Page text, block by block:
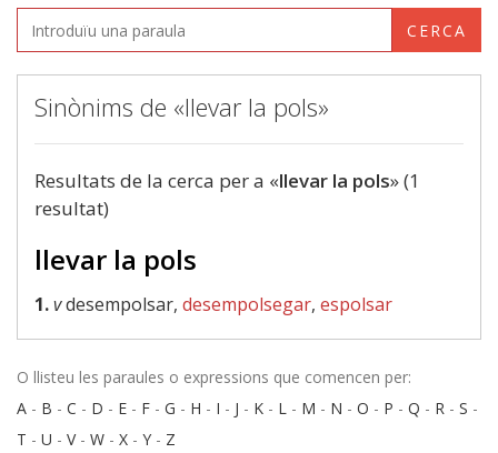
CERCA
Sinònims de «llevar la pols»
Resultats de la cerca per a «llevar la pols» (1
resultat)
llevar la pols
1.vdesempolsar, desempolsegar, espolsar
O llisteu les paraules o expressions que comencen per:
A - B - C - D - E - F - G - H - I - J - K - L - M - N - O - P - Q - R - S -
T - U - V- W - X - Y - Z